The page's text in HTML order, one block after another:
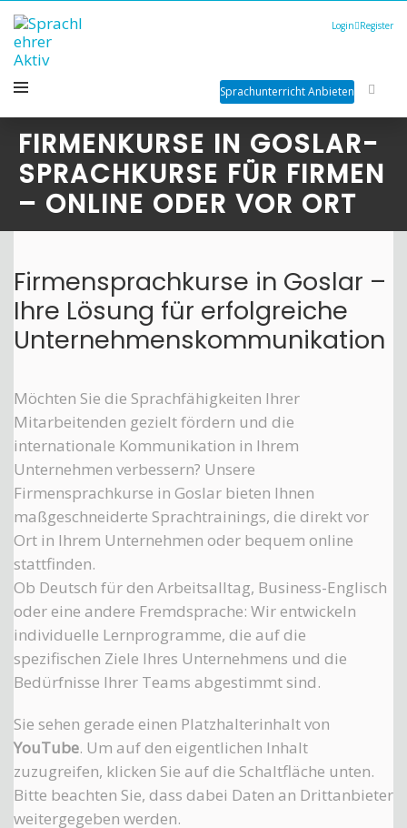
Login Register
Sprachunterricht Anbieten
FIRMENKURSE IN GOSLAR-
SPRACHKURSE FÜR FIRMEN
– ONLINE ODER VOR ORT
Firmensprachkurse in Goslar –
Ihre Lösung für erfolgreiche
Unternehmenskommunikation
Möchten Sie die Sprachfähigkeiten Ihrer
Mitarbeitenden gezielt fördern und die
internationale Kommunikation in Ihrem
Unternehmen verbessern? Unsere
Firmensprachkurse in Goslar bieten Ihnen
maßgeschneiderte Sprachtrainings, die direkt vor
Ort in Ihrem Unternehmen oder bequem online
stattfinden.
Ob Deutsch für den Arbeitsalltag, Business-Englisch
oder eine andere Fremdsprache: Wir entwickeln
individuelle Lernprogramme, die auf die
spezifischen Ziele Ihres Unternehmens und die
Bedürfnisse Ihrer Teams abgestimmt sind.
Sie sehen gerade einen Platzhalterinhalt von
YouTube. Um auf den eigentlichen Inhalt
zuzugreifen, klicken Sie auf die Schaltfläche unten.
Bitte beachten Sie, dass dabei Daten an Drittanbieter
weitergegeben werden.